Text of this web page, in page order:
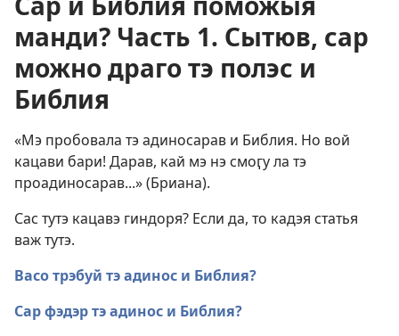
манди? Часть 1. Сытюв, сар
можно драго тэ полэс и
Библия
«Мэ пробовала тэ адиносарав и Библия. Но вой
кацави бари! Дарав, кай мэ нэ смоӷу ла тэ
проадиносарав...» (Бриана).
Сас тутэ кацавэ гиндоря? Если да, то кадэя статья
важ тутэ.
Васо трэбуй тэ адинос и Библия?
Сар фэдэр тэ адинос и Библия?